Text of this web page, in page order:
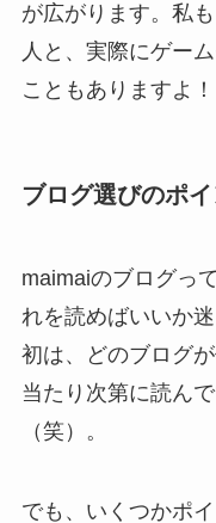
が広がります。私
人と、実際にゲー
こともありますよ！
ブログ選びのポイ
maimaiのブログっ
れを読めばいいか
初は、どのブログ
当たり次第に読ん
（笑）。
でも、いくつかポ